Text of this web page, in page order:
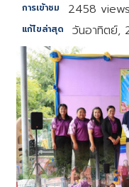
การเข้าชม 2458 views
แก้ไขล่าสุด วันอาทิตย์,